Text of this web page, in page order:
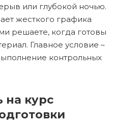
или глубокой ночью.
жесткого графика
решаете, когда готовы
Главное условие –
контрольных
на курс